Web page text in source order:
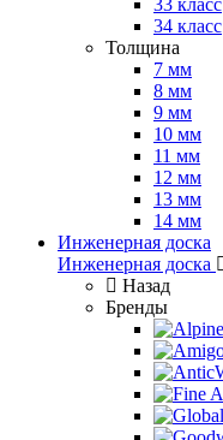
33 класс
34 класс
Толщина
7 мм
8 мм
9 мм
10 мм
11 мм
12 мм
13 мм
14 мм
Инженерная доска
Инженерная доска
Назад
Бренды